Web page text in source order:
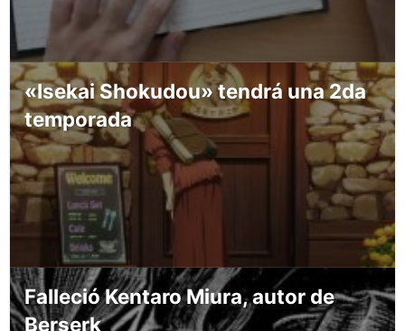
«Isekai Shokudou» tendrá una 2da
temporada
Falleció Kentaro Miura, autor de
Berserk